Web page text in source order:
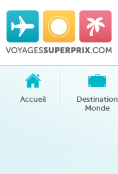
Accueil
Destination
Monde